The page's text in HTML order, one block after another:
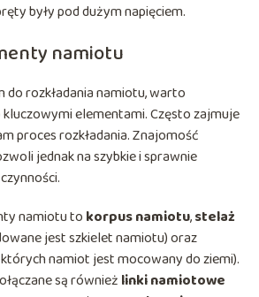
były pod dużym napięciem.
namiotu
do rozkładania namiotu, warto
elementami. Często zajmuje
proces rozkładania. Znajomość
jednak na szybkie i sprawnie
namiotu to korpus namiotu,stelaż
jest szkielet namiotu) oraz
namiot jest mocowany do ziemi).
są również linki namiotowe